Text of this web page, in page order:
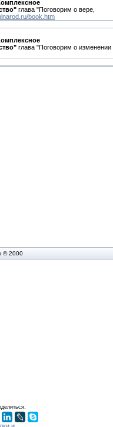
глава "Поговорим о вере,
book.htm
глава "Поговорим о изменении
© 2000